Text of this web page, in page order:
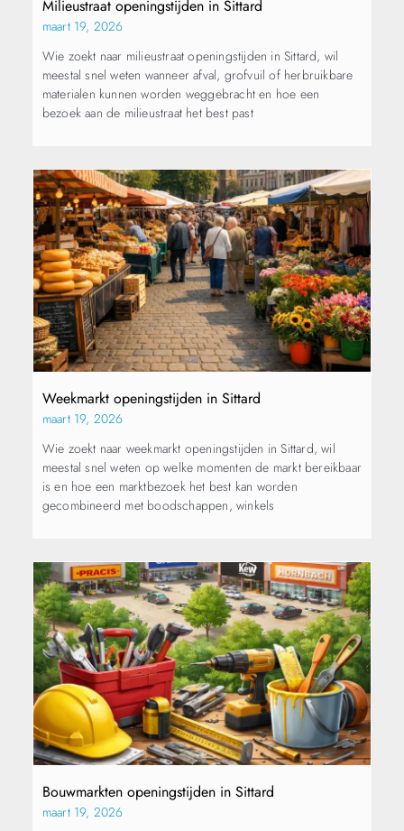
Milieustraat openingstijden in Sittard
maart 19, 2026
Wie zoekt naar milieustraat openingstijden in Sittard, wil
meestal snel weten wanneer afval, grofvuil of herbruikbare
materialen kunnen worden weggebracht en hoe een
bezoek aan de milieustraat het best past
Weekmarkt openingstijden in Sittard
maart 19, 2026
Wie zoekt naar weekmarkt openingstijden in Sittard, wil
meestal snel weten op welke momenten de markt bereikbaar
is en hoe een marktbezoek het best kan worden
gecombineerd met boodschappen, winkels
Bouwmarkten openingstijden in Sittard
maart 19, 2026